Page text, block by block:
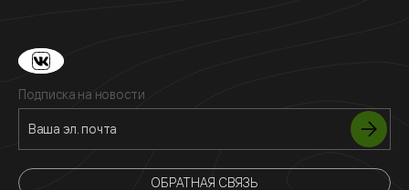
Подписка на новости
ОБРАТНАЯ СВЯЗЬ